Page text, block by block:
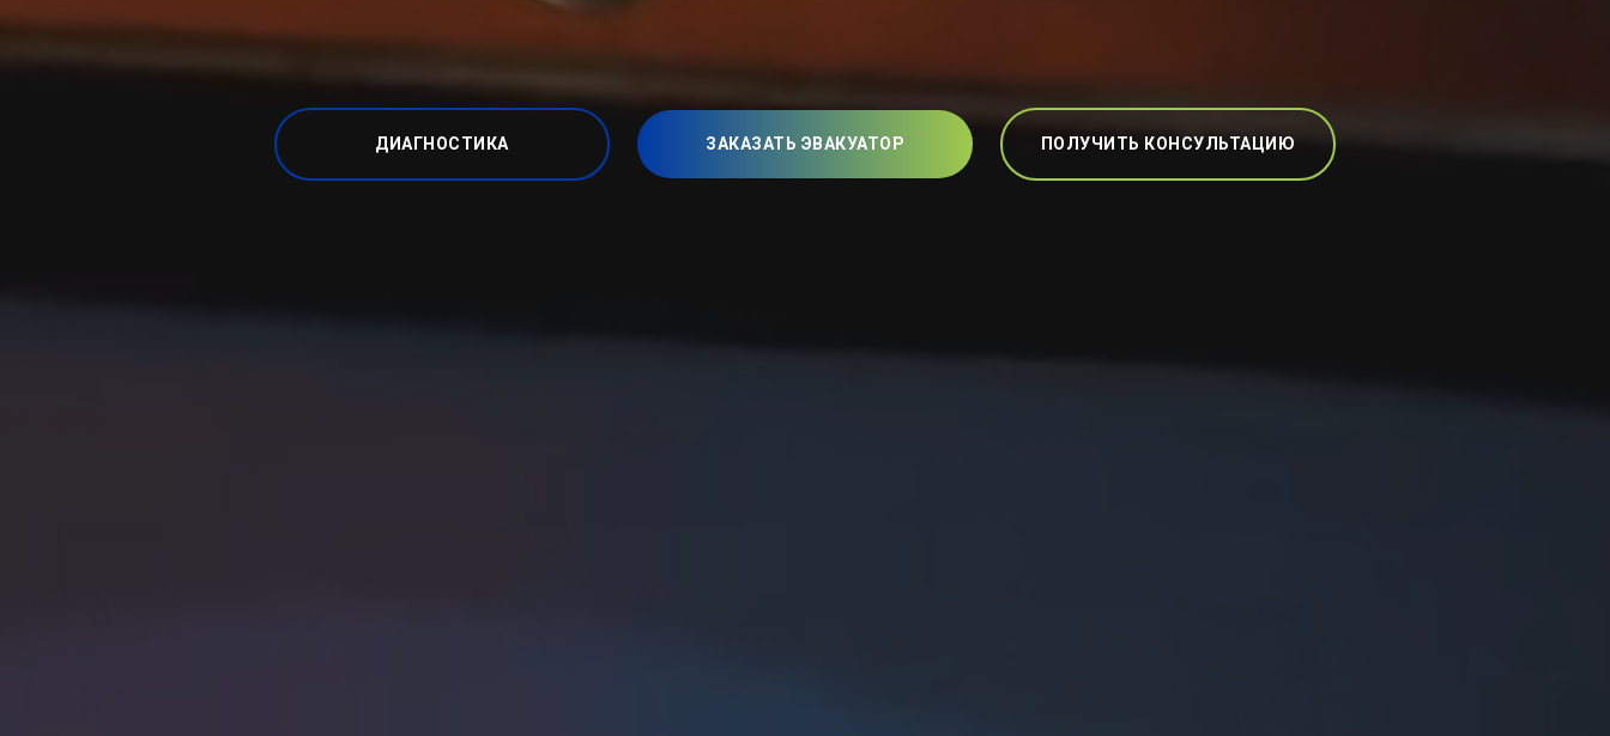
ДИАГНОСТИКА ЗАКАЗАТЬ ЭВАКУАТОР ПОЛУЧИТЬ КОНСУЛЬТАЦИЮ